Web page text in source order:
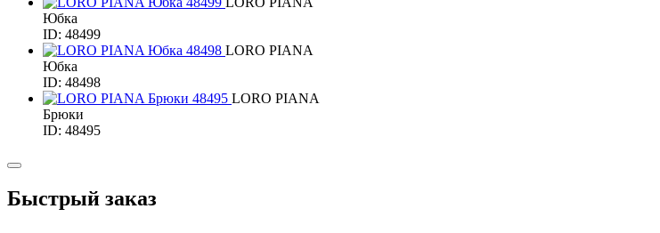
Юбка
ID: 48499
LORO PIANA
Юбка
ID: 48498
LORO PIANA
Брюки
ID: 48495
Быстрый заказ